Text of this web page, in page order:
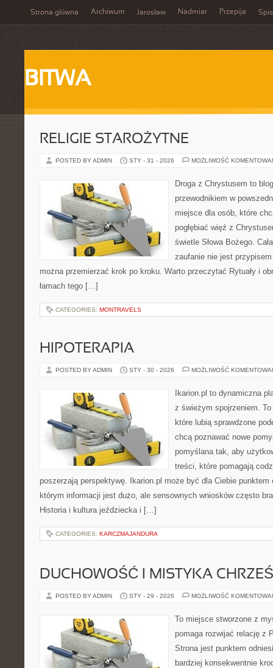
Strona główna Archiwum Jarosław Nadmiar Przepija
BITWA
RELIGIE STAROŻYTNE
POSTED BY ADMIN STY - 31 - 2026 MOŻLIWOŚĆ
Droga z Chrystusem to
przewodnikiem w
miejsce dla osób, które
pogłębiać więź z
świetle Słowa Bożego.
zaufanie nie jest
można przemierzać krok po kroku. Warto przeczytać Rytuały i
łamach tego […]
CATEGORIES: MONTRAVELS
HIPOTERAPIA
POSTED BY ADMIN STY - 30 - 2026 MOŻLIWOŚĆ
Ikarion.pl to dynamiczna
z świeżym spojrzeniem.
które lubią sprawdzone
chcą poznawać nowe
pomyślana tak, aby
treści, które pomagają
poszerzają perspektywę. Ikarion.pl może być dla Ciebie punktem
którym informacji jest dużo, ale sensownych wniosków często
Historia i kultura jeździecka i […]
CATEGORIES: KARCZMAJANDURA
DUCHOWOŚĆ I MISTYKA
POSTED BY ADMIN STY - 29 - 2026 MOŻLIWOŚĆ
To miejsce stworzone z
pomaga rozwijać relację z
Strona jest punktem
bardziej konsekwentnie